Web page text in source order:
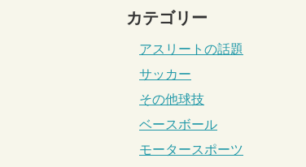
カテゴリー
アスリートの話題
サッカー
その他球技
ベースボール
モータースポーツ